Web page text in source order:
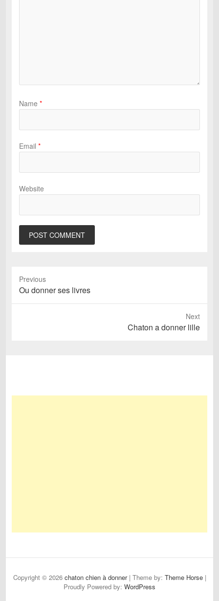
Name *
Email *
Website
Previous
Previous
post:
Ou donner ses livres
Next
Chaton a donner lille
Copyright © 2026 chaton chien à donner| Theme by: Theme Horse|
Proudly Powered by: WordPress